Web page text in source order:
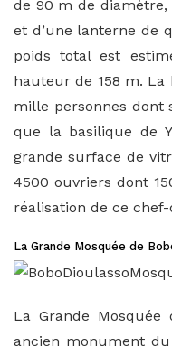
de 90 m de
et d’une lanterne de
poids total est
hauteur de 158 m. La
mille personnes dont
que la basilique de
grande surface de
4500 ouvriers dont
réalisation de ce chef-
La Grande Mosquée de
La Grande
ancien monument